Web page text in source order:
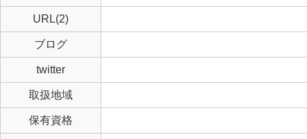
URL(2)
ブログ
twitter
取扱地域
保有資格